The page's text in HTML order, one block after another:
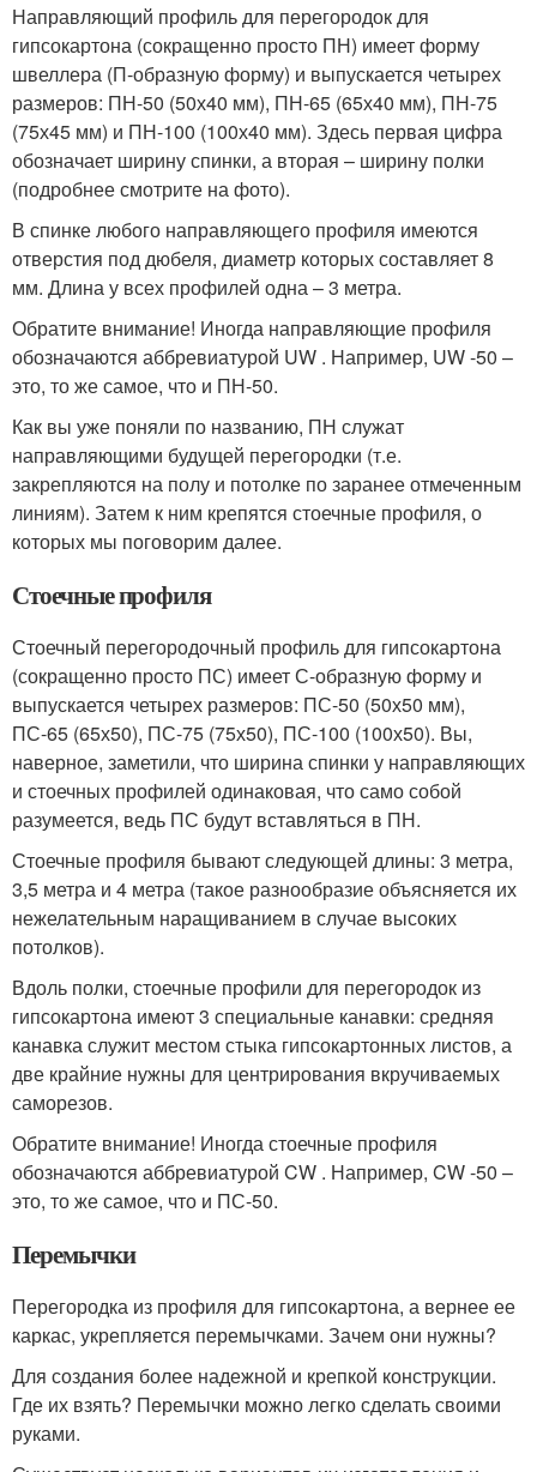
Направляющий профиль для перегородок для
гипсокартона (сокращенно просто ПН) имеет форму
швеллера (П-образную форму) и выпускается четырех
размеров: ПН-50 (50х40 мм), ПН-65 (65х40 мм), ПН-75
(75х45 мм) и ПН-100 (100х40 мм). Здесь первая цифра
обозначает ширину спинки, а вторая – ширину полки
(подробнее смотрите на фото).
В спинке любого направляющего профиля имеются
отверстия под дюбеля, диаметр которых составляет 8
мм. Длина у всех профилей одна – 3 метра.
Обратите внимание! Иногда направляющие профиля
обозначаются аббревиатурой UW . Например, UW -50 –
это, то же самое, что и ПН-50.
Как вы уже поняли по названию, ПН служат
направляющими будущей перегородки (т.е.
закрепляются на полу и потолке по заранее отмеченным
линиям). Затем к ним крепятся стоечные профиля, о
которых мы поговорим далее.
Стоечные профиля
Стоечный перегородочный профиль для гипсокартона
(сокращенно просто ПС) имеет С-образную форму и
выпускается четырех размеров: ПС-50 (50х50 мм),
ПС-65 (65х50), ПС-75 (75х50), ПС-100 (100х50). Вы,
наверное, заметили, что ширина спинки у направляющих
и стоечных профилей одинаковая, что само собой
разумеется, ведь ПС будут вставляться в ПН.
Стоечные профиля бывают следующей длины: 3 метра,
3,5 метра и 4 метра (такое разнообразие объясняется их
нежелательным наращиванием в случае высоких
потолков).
Вдоль полки, стоечные профили для перегородок из
гипсокартона имеют 3 специальные канавки: средняя
канавка служит местом стыка гипсокартонных листов, а
две крайние нужны для центрирования вкручиваемых
саморезов.
Обратите внимание! Иногда стоечные профиля
обозначаются аббревиатурой CW . Например, CW -50 –
это, то же самое, что и ПС-50.
Перемычки
Перегородка из профиля для гипсокартона, а вернее ее
каркас, укрепляется перемычками. Зачем они нужны?
Для создания более надежной и крепкой конструкции.
Где их взять? Перемычки можно легко сделать своими
руками.